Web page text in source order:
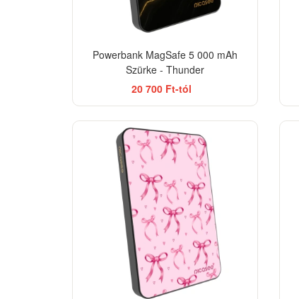
Powerbank MagSafe 5 000 mAh
Szürke - Thunder
20 700 Ft-tól